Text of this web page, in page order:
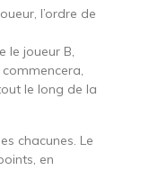
l’ordre de
le joueur B,
le long de la
chacunes. Le
en